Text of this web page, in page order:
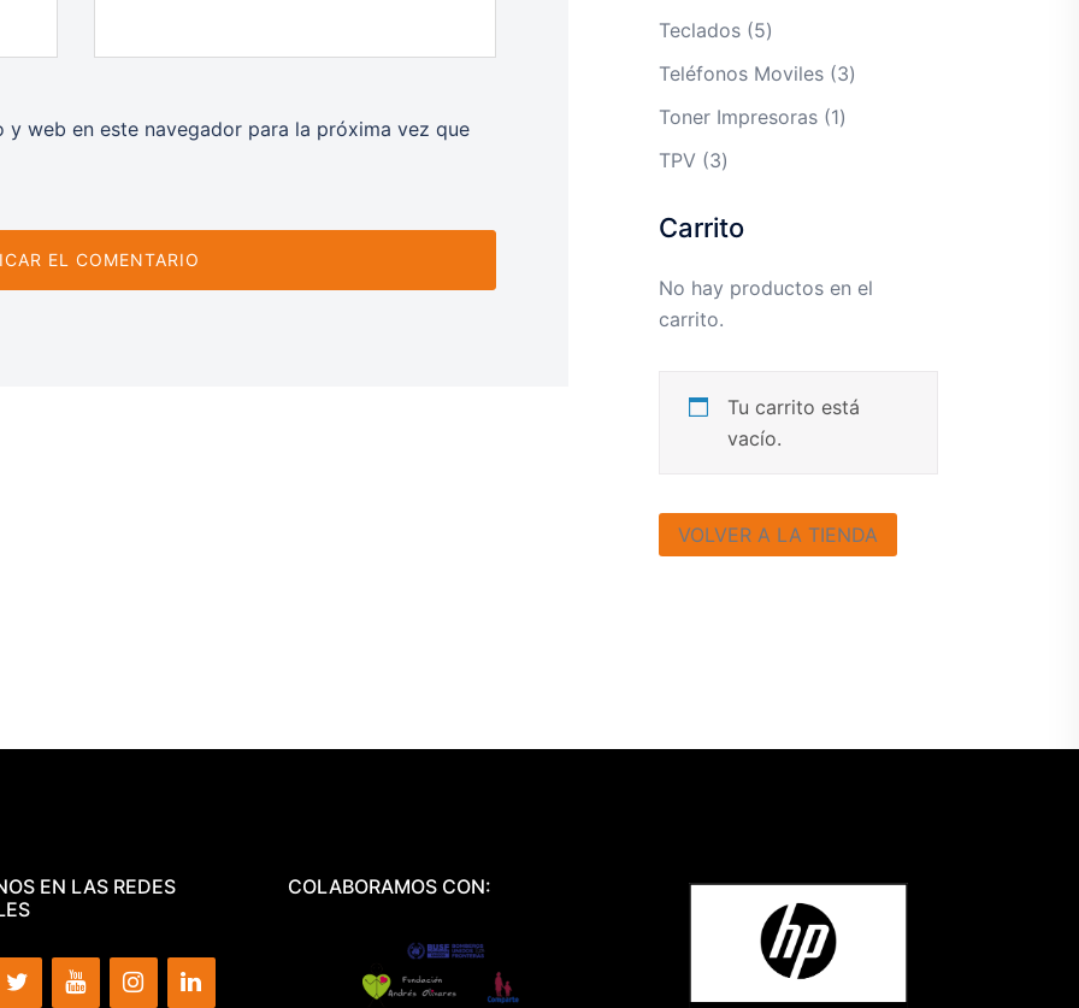
web en este navegador para la próxima vez que
producto
Teclados 55
productos
Teléfonos Moviles 33
Toner Impresoras 11
TPV 33
Carrito
No hay productos en el
carrito.
Tu carrito está
vacío.
VOLVER A LA TIENDA
EN LAS REDES
COLABORAMOS CON: